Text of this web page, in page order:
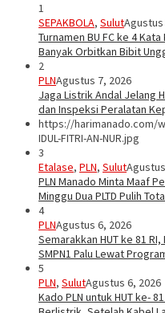
1
SEPAKBOLA, SulutAgustus
Turnamen BU FC ke 4
Banyak Orbitkan Bibit
2
PLNAgustus 7, 2026
Jaga Listrik Andal Jelang
dan Inspeksi Peralatan
https://harimanado.com/
IDUL-FITRI-AN-NUR.jpg
3
Etalase, PLN, Sulut
PLN Manado Minta Maaf
Minggu Dua PLTD Pulih
4
PLNAgustus 6, 2026
Semarakkan HUT ke 81
SMPN1 Palu Lewat
5
PLN, SulutAgustus 6, 2026
Kado PLN untuk HUT ke-